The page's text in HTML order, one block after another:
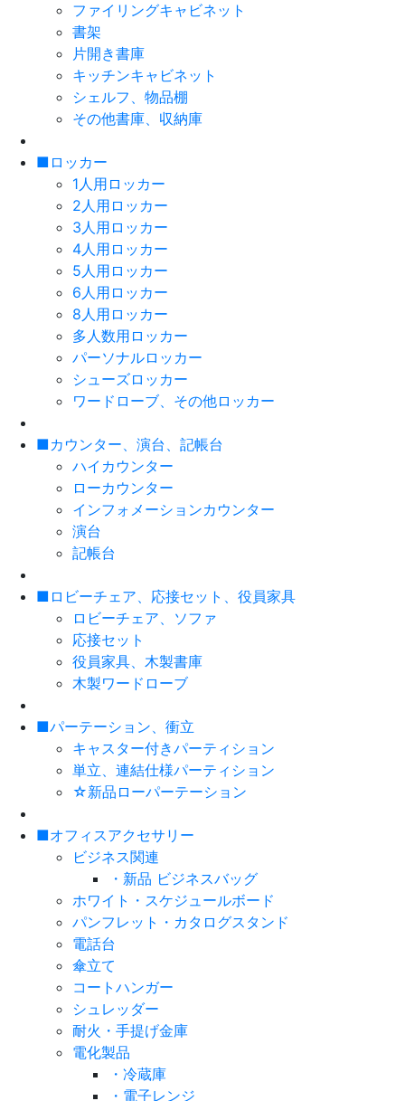
ファイリングキャビネット
書架
片開き書庫
キッチンキャビネット
シェルフ、物品棚
その他書庫、収納庫
■ロッカー
1人用ロッカー
2人用ロッカー
3人用ロッカー
4人用ロッカー
5人用ロッカー
6人用ロッカー
8人用ロッカー
多人数用ロッカー
パーソナルロッカー
シューズロッカー
ワードローブ、その他ロッカー
■カウンター、演台、記帳台
ハイカウンター
ローカウンター
インフォメーションカウンター
演台
記帳台
■ロビーチェア、応接セット、役員家具
ロビーチェア、ソファ
応接セット
役員家具、木製書庫
木製ワードローブ
■パーテーション、衝立
キャスター付きパーティション
単立、連結仕様パーティション
☆新品ローパーテーション
■オフィスアクセサリー
ビジネス関連
・新品 ビジネスバッグ
ホワイト・スケジュールボード
パンフレット・カタログスタンド
電話台
傘立て
コートハンガー
シュレッダー
耐火・手提げ金庫
電化製品
・冷蔵庫
・電子レンジ